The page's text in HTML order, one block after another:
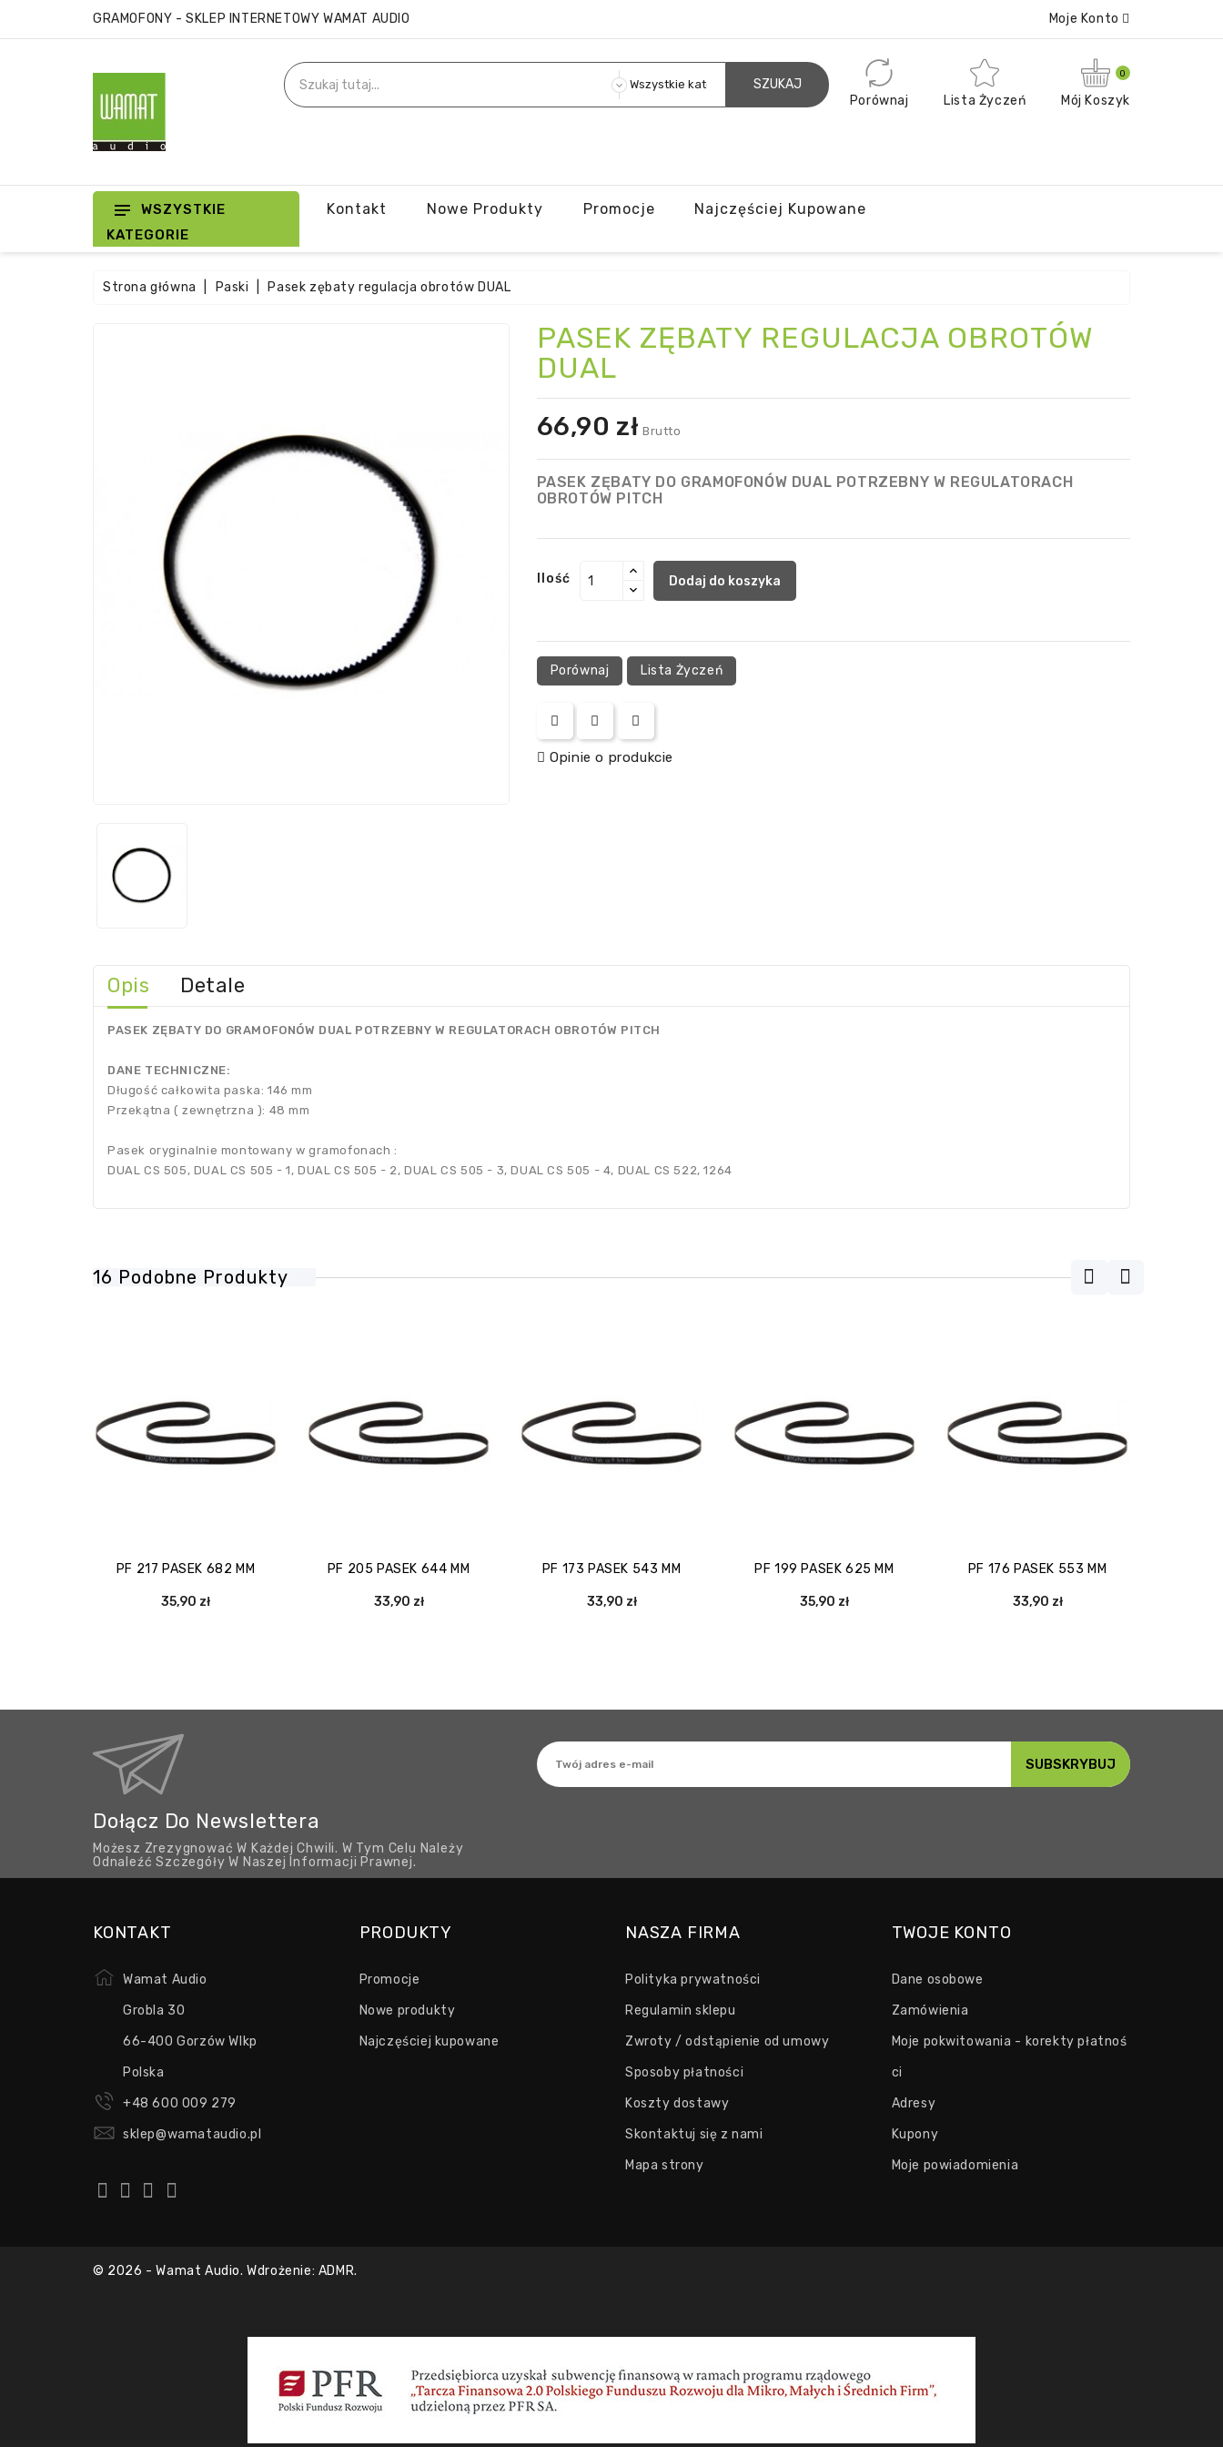
GRAMOFONY - SKLEP INTERNETOWY WAMAT AUDIO Moje Konto
SZUKAJ
Porównaj
Lista Życzeń
0
Mój Koszyk
WSZYSTKIE
KATEGORIE
Kontakt Nowe Produkty Promocje Najczęściej Kupowane
Strona główna Paski Pasek zębaty regulacja obrotów DUAL
PASEK ZĘBATY REGULACJA OBROTÓW
DUAL
66,90 zł Brutto
PASEK ZĘBATY DO GRAMOFONÓW DUAL POTRZEBNY W REGULATORACH
OBROTÓW PITCH
Ilość Dodaj do koszyka
Porównaj Lista Życzeń
Opinie o produkcie
Opis Detale
PASEK ZĘBATY DO GRAMOFONÓW DUAL POTRZEBNY W REGULATORACH OBROTÓW PITCH
DANE TECHNICZNE:
Długość całkowita paska: 146 mm
Przekątna ( zewnętrzna ): 48 mm
Pasek oryginalnie montowany w gramofonach :
DUAL CS 505, DUAL CS 505 - 1, DUAL CS 505 - 2, DUAL CS 505 - 3, DUAL CS 505 - 4, DUAL CS 522, 1264
16 Podobne Produkty
PF 217 PASEK 682 MM
35,90 zł
PF 205 PASEK 644 MM
33,90 zł
PF 173 PASEK 543 MM
33,90 zł
PF 199 PASEK 625 MM
35,90 zł
PF 176 PASEK 553 MM
33,90 zł
Dołącz Do Newslettera
Możesz Zrezygnować W Każdej Chwili. W Tym Celu Należy
Odnaleźć Szczegóły W Naszej Informacji Prawnej.
KONTAKT
Wamat Audio
Grobla 30
66-400 Gorzów Wlkp
Polska
+48 600 009 279
sklep@wamataudio.pl
PRODUKTY
Promocje
Nowe produkty
Najczęściej kupowane
NASZA FIRMA
Polityka prywatności
Regulamin sklepu
Zwroty / odstąpienie od umowy
Sposoby płatności
Koszty dostawy
Skontaktuj się z nami
Mapa strony
TWOJE KONTO
Dane osobowe
Zamówienia
Moje pokwitowania - korekty płatnoś
ci
Adresy
Kupony
Moje powiadomienia
© 2026 - Wamat Audio. Wdrożenie: ADMR.